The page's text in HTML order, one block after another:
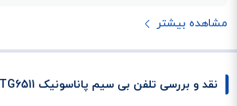
مشاهده بیشتر
نقد و بررسی تلفن بی سیم پاناسونیک KX-TG6511